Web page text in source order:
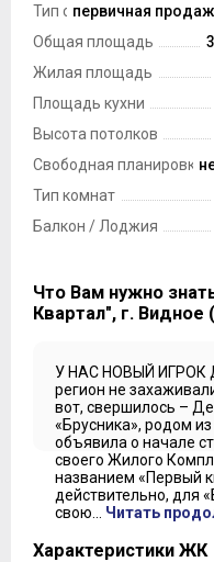
Тип сделкипервичная
Общая площадь
Жилая площадь
Площадь кухни
Высота потолков
Свободная планировка
Тип комнат
Балкон / Лоджия
Что Вам нужно
Квартал", г. Видное
У НАС НОВЫЙ ИГРОК
регион не
вот, свершилось –
«Брусника», родом
объявила о начале
своего Жилого
названием «Первый
действительно, для
свою... Читать
Характеристики ЖК